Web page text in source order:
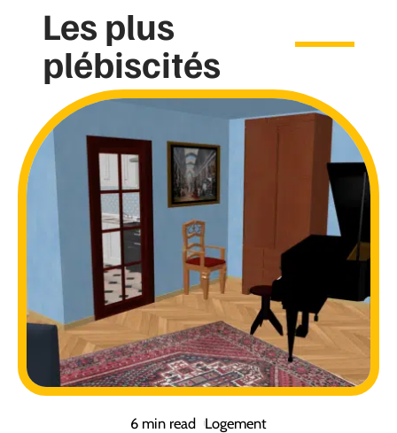
Les plus
plébiscités
6 min read Logement